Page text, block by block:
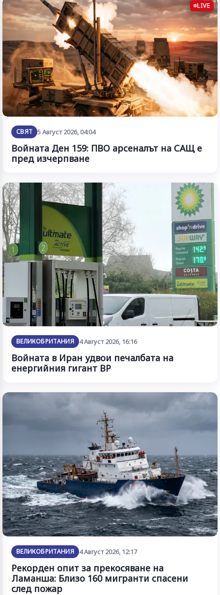
LIVE
СВЯТ 5 Август 2026, 04:04
Войната Ден 159: ПВО арсеналът на САЩ е
пред изчерпване
ВЕЛИКОБРИТАНИЯ 4 Август 2026, 16:16
Войната в Иран удвои печалбата на
енергийния гигант BP
ВЕЛИКОБРИТАНИЯ 4 Август 2026, 12:17
Рекорден опит за прекосяване на
Ламанша: Близо 160 мигранти спасени
след пожар